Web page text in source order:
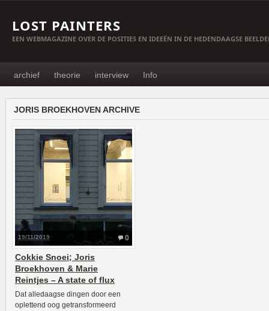
LOST PAINTERS
EEN WEBMAGAZINE OVER DE POSITIES EN IDEEËN IN DE HEDENDAAGSE
archief theorie interview Info
JORIS BROEKHOVEN ARCHIVE
0
19/11/2019
Cokkie Snoei; Joris
Broekhoven & Marie
Reintjes – A state of flux
Dat alledaagse dingen door een
oplettend oog getransformeerd